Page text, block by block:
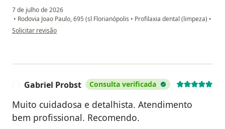
7 de julho de 2026
• Rodovia Joao Paulo, 695 (sl Florianópolis • Profilaxia dental (limpeza) •
na opinião do utilizador MC
Solicitar revisão
Gabriel Probst Consulta verificada
Muito cuidadosa e detalhista. Atendimento
bem profissional. Recomendo.